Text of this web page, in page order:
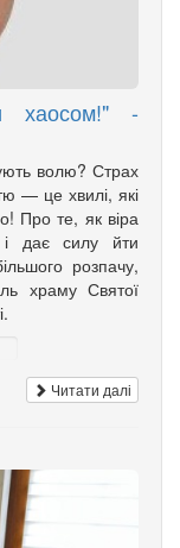
хаосом!" -
волю? Страх
— це хвилі, які
Про те, як віра
дає силу йти
розпачу,
храму Святої
Читати далі